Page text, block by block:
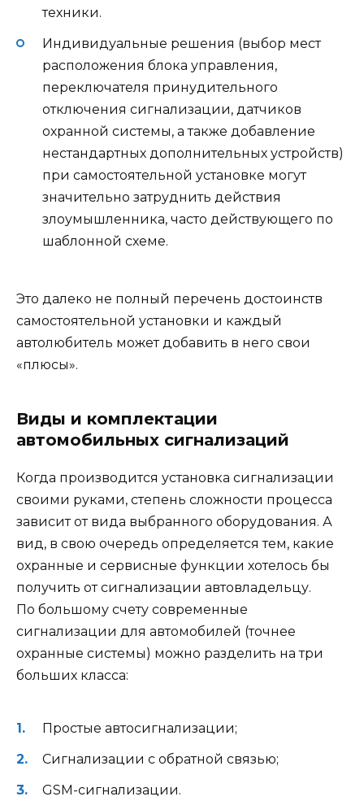
техники.
Индивидуальные решения (выбор мест
расположения блока управления,
переключателя принудительного
отключения сигнализации, датчиков
охранной системы, а также добавление
нестандартных дополнительных устройств)
при самостоятельной установке могут
значительно затруднить действия
злоумышленника, часто действующего по
шаблонной схеме.
Это далеко не полный перечень достоинств
самостоятельной установки и каждый
автолюбитель может добавить в него свои
«плюсы».
Виды и комплектации
автомобильных сигнализаций
Когда производится установка сигнализации
своими руками, степень сложности процесса
зависит от вида выбранного оборудования. А
вид, в свою очередь определяется тем, какие
охранные и сервисные функции хотелось бы
получить от сигнализации автовладельцу.
По большому счету современные
сигнализации для автомобилей (точнее
охранные системы) можно разделить на три
больших класса:
Простые автосигнализации;
Сигнализации с обратной связью;
GSM-сигнализации.